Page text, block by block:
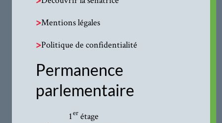
>Mentions légales
>Politique de confidentialité
Permanence
parlementaire
1erétage